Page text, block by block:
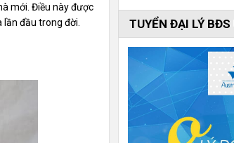
mới. Điều này được
đầu trong đời.
TUYỂN ĐẠI LÝ BĐS